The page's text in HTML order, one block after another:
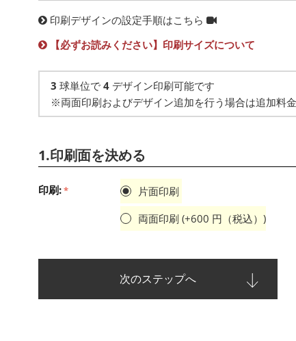
印刷デザインの設定手順はこちら
【必ずお読みください】印刷サイズについて
3 球単位で 4デザイン印刷可能です
※両面印刷およびデザイン追加を行う場合は追加料
1.印刷面を決める
印刷:
片面印刷
両面印刷 (+600 円（税込）)
次のステップへ